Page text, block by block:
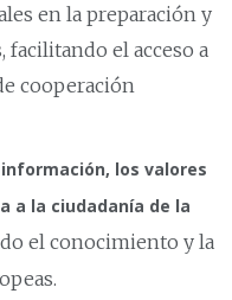
en la preparación y
el acceso a
cooperación
los valores
a la ciudadanía de la
el conocimiento y la